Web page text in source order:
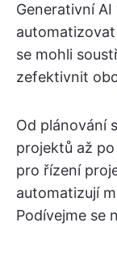
Generativní
se mohli
zefektivnit
Od plánování
projektů až
pro řízení
automatizují
Podívejme se